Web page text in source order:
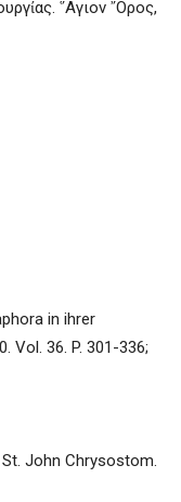
῞Αγιον ῎Ορος,
in ihrer
Vol. 36. P. 301-336;
John Chrysostom.